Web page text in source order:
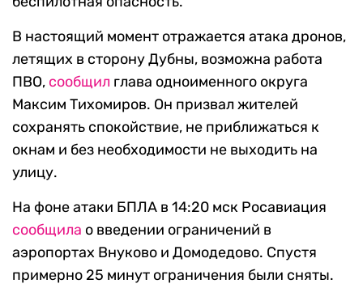
В настоящий момент отражается атака дронов,
летящих в сторону Дубны, возможна работа
ПВО, сообщил глава одноименного округа
Максим Тихомиров. Он призвал жителей
сохранять спокойствие, не приближаться к
окнам и без необходимости не выходить на
улицу.
На фоне атаки БПЛА в 14:20 мск Росавиация
сообщила о введении ограничений в
аэропортах Внуково и Домодедово. Спустя
примерно 25 минут ограничения были сняты.